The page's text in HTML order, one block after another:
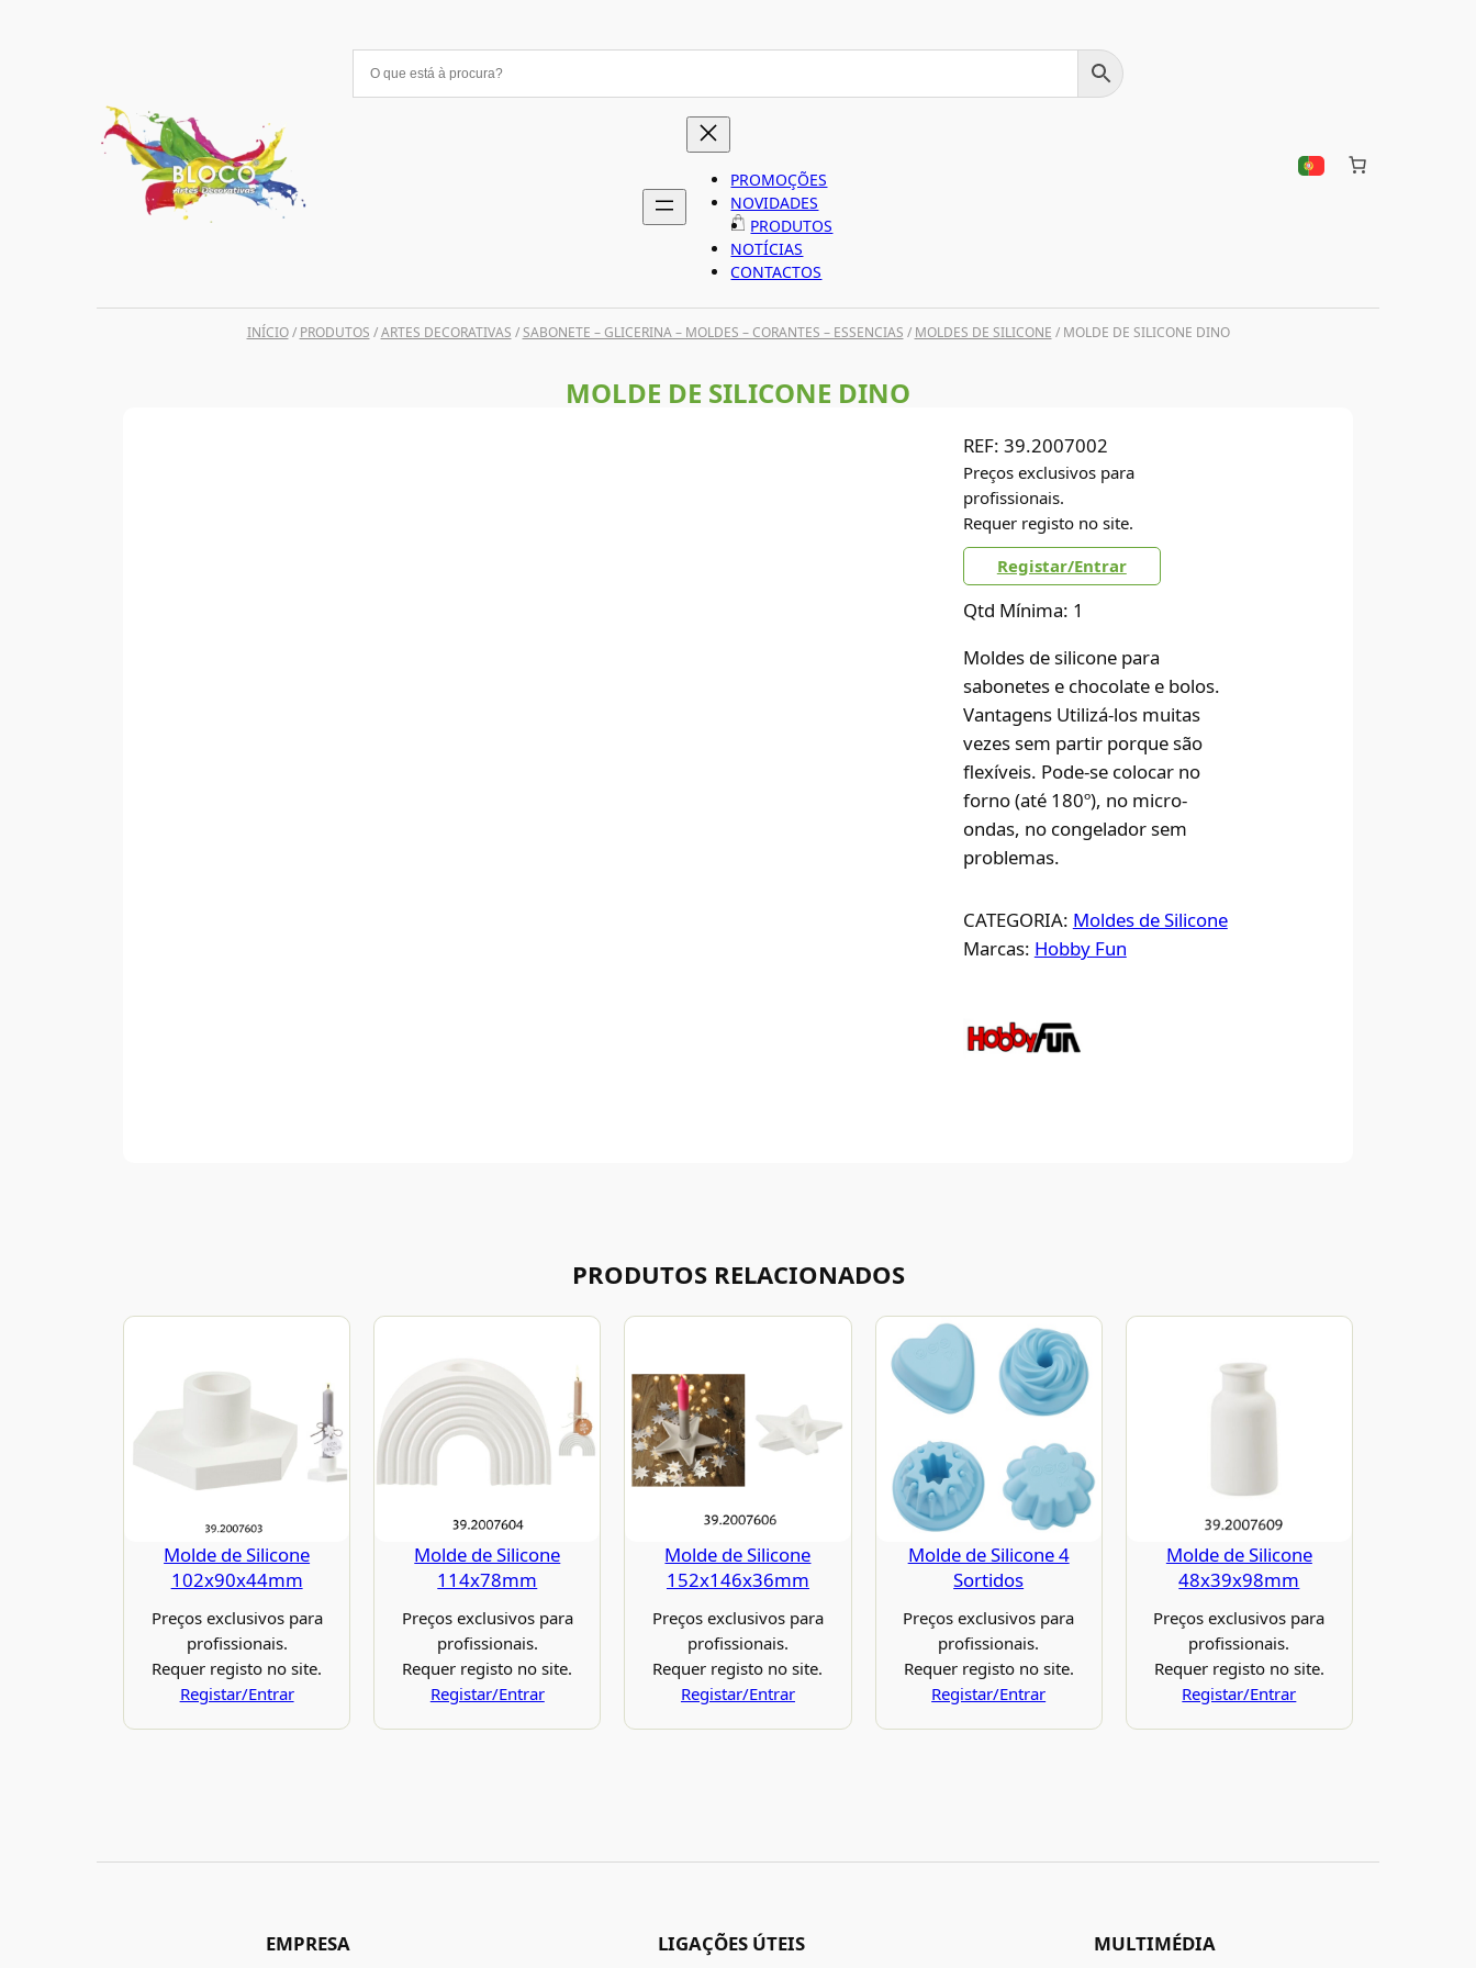
PROMOÇÕES
NOVIDADES
PRODUTOS
NOTÍCIAS
CONTACTOS
INÍCIO/ PRODUTOS /ARTES DECORATIVAS /SABONETE – GLICERINA – MOLDES – CORANTES – ESSENCIAS / MOLDES DE SILICONE / MOLDE DE SILICONE DINO
MOLDE DE SILICONE DINO
REF: 39.2007002
Preços exclusivos para
profissionais.
Requer registo no site.
Registar/Entrar
Qtd Mínima: 1
Moldes de silicone para
sabonetes e chocolate e bolos.
Vantagens Utilizá-los muitas
vezes sem partir porque são
flexíveis. Pode-se colocar no
forno (até 180º), no micro-
ondas, no congelador sem
problemas.
CATEGORIA: Moldes de Silicone
Marcas: Hobby Fun
PRODUTOS RELACIONADOS
Molde de Silicone
102x90x44mm
Preços exclusivos para
profissionais.
Requer registo no site.
Registar/Entrar
Molde de Silicone
114x78mm
Preços exclusivos para
profissionais.
Requer registo no site.
Registar/Entrar
Molde de Silicone
152x146x36mm
Preços exclusivos para
profissionais.
Requer registo no site.
Registar/Entrar
Molde de Silicone 4
Sortidos
Preços exclusivos para
profissionais.
Requer registo no site.
Registar/Entrar
Molde de Silicone
48x39x98mm
Preços exclusivos para
profissionais.
Requer registo no site.
Registar/Entrar
EMPRESA LIGAÇÕES ÚTEIS MULTIMÉDIA